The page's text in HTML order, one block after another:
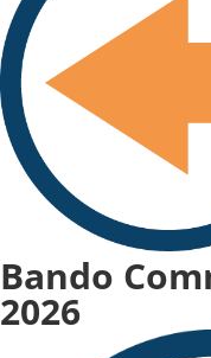
Bando
2026